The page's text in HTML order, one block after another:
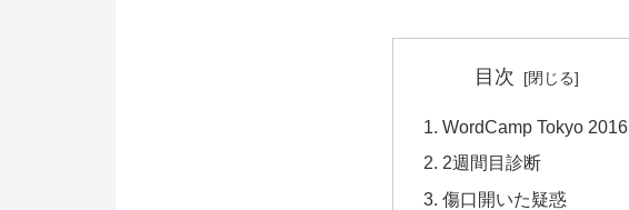
目次
WordCamp Tokyo 2016
2週間目診断
傷口開いた疑惑